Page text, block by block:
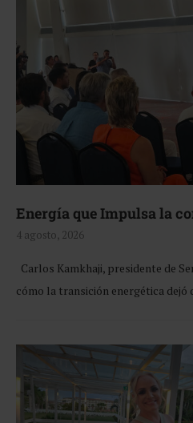
Energía que Impulsa la
4 agosto, 2026
Carlos Kamkhaji, presidente de
cómo la transición energética dejó